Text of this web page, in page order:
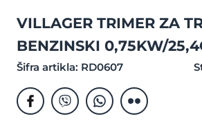
VILLAGER TRIMER ZA
BENZINSKI 0,75KW/
Šifra artikla: RD0607